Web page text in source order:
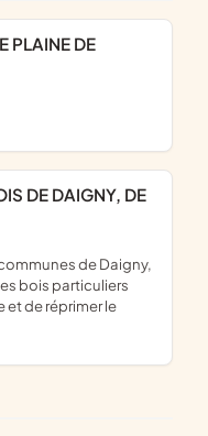
bois particuliers
de réprimer le